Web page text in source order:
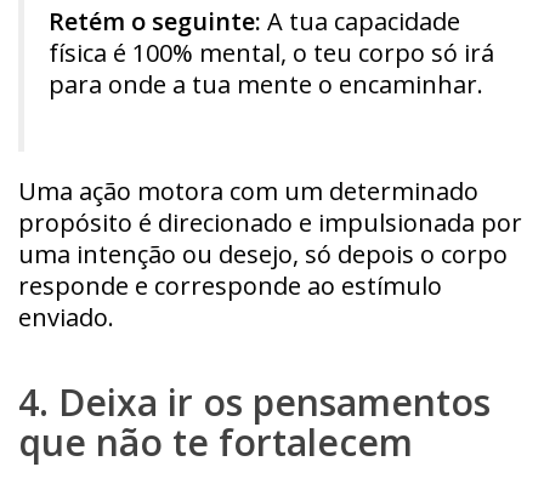
Retém o seguinte: A tua capacidade
física é 100% mental, o teu corpo só irá
para onde a tua mente o encaminhar.
Uma ação motora com um determinado
propósito é direcionado e impulsionada por
uma intenção ou desejo, só depois o corpo
responde e corresponde ao estímulo
enviado.
4. Deixa ir os pensamentos
que não te fortalecem